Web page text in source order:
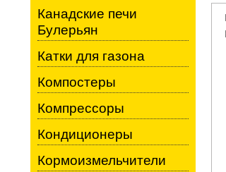
Канадские печи
Булерьян
Катки для газона
Компостеры
Компрессоры
Кондиционеры
Кормоизмельчители